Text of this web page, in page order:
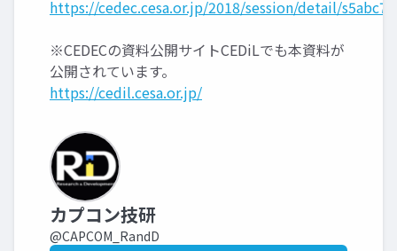
https://cedec.cesa.or.jp/2018/session/detail/
※CEDECの資料公開サイトCEDiLでも本資料が
公開されています。
https://cedil.cesa.or.jp/
カプコン技研
@CAPCOM_RandD